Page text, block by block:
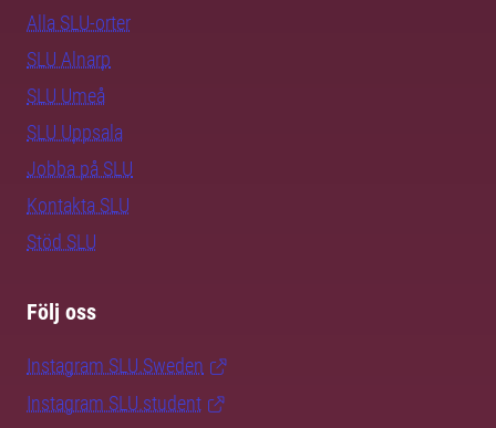
Alla SLU-orter
SLU Alnarp
SLU Umeå
SLU Uppsala
Jobba på SLU
Kontakta SLU
Stöd SLU
Följ oss
Instagram SLU.Sweden
Instagram SLU.student